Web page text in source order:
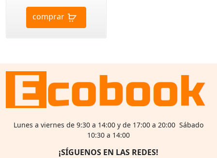
comprar
Lunes a viernes de 9:30 a 14:00 y de 17:00 a 20:00 Sábado
10:30 a 14:00
¡SÍGUENOS EN LAS REDES!